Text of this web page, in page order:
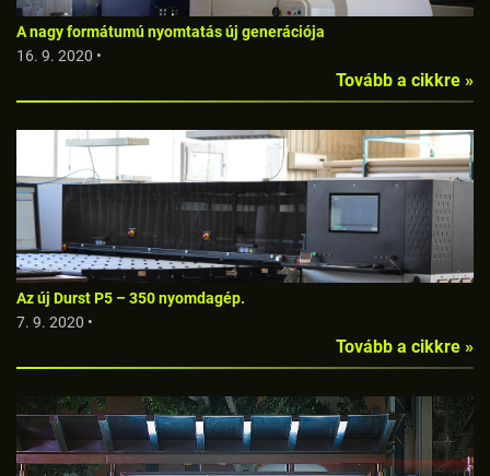
A nagy formátumú nyomtatás új generációja
16. 9. 2020 •
Tovább a cikkre »
Az új Durst P5 – 350 nyomdagép.
7. 9. 2020 •
Tovább a cikkre »